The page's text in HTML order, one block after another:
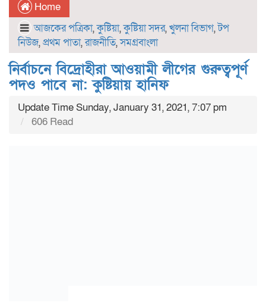
Home
আজকের পত্রিকা,কুষ্টিয়া,কুষ্টিয়া সদর,খুলনা বিভাগ,টপ
নিউজ,প্রথম পাতা,রাজনীতি,সমগ্রবাংলা
নির্বাচনে বিদ্রোহীরা আওয়ামী লীগের গুরুত্বপূর্ণ
পদও পাবে না: কুষ্টিয়ায় হানিফ
Update Time Sunday, January 31, 2021, 7:07 pm
606 Read